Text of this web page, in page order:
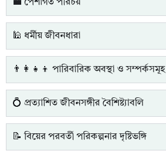
💼 পেশাগত পরিচয়
🕌 ধর্মীয় জীবনধারা
👨‍👩‍👧‍👦 পারিবারিক অবস্থা ও সম্পর্কসমূহ
💍 প্রত্যাশিত জীবনসঙ্গীর বৈশিষ্ট্যাবলি
📝 বিয়ের পরবর্তী পরিকল্পনার দৃষ্টিভঙ্গি